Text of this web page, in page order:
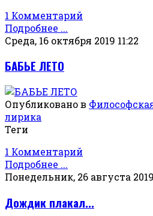
1 Комментарий
Подробнее ...
Среда, 16 октября 2019 11:22
БАБЬЕ ЛЕТО
Опубликовано в
лирика
Теги
1 Комментарий
Подробнее ...
Понедельник, 26 августа
Дождик плакал...